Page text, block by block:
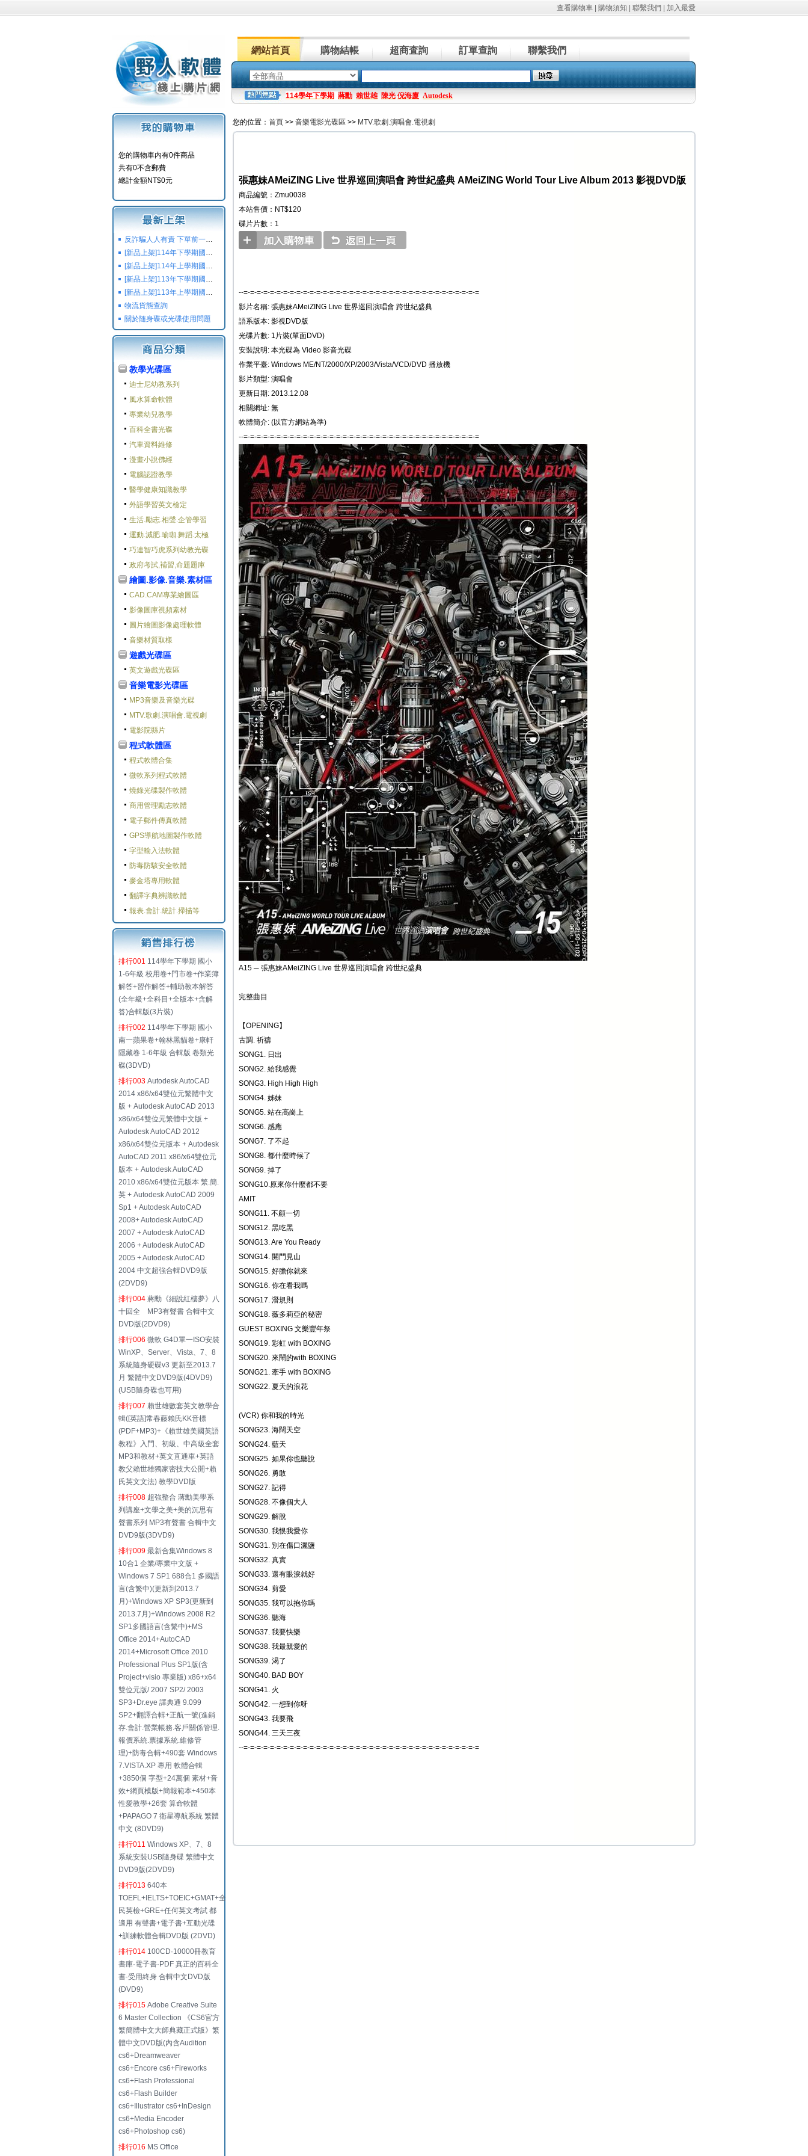
查看購物車 購物須知 聯繫我們 加入最愛
網站首頁 購物結帳 超商査詢 訂單查詢 聯繫我們
114學年下學期 蔣勳 賴世雄 陳光 倪海廈 Autodesk
您的購物車内有0件商品
共有0不含郵費
總計金額NT$0元
反詐騙人人有責 下單前一定要注意
[新品上架]114年下學期國小國中高中命題光碟,校用卷,習作
[新品上架]114年上學期國小國中高中命題光碟,校用卷,習作
[新品上架]113年下學期國小國中高中命題光碟,校用卷,習作
[新品上架]113年上學期國小國中高中命題光碟,校用卷,習作
物流貨態查詢
關於随身碟或光碟使用問題
教學光碟區
迪士尼幼教系列
風水算命軟體
專業幼兒教學
百科全書光碟
汽車資料維修
漫畫小說佛經
電腦認證教學
醫學健康知識教學
外語學習英文檢定
生活.勵志.相聲.企管學習
運動.減肥.瑜珈.舞蹈.太極
巧連智巧虎系列幼教光碟
政府考試,補習,命題題庫
繪圖.影像.音樂.素材區
CAD.CAM專業繪圖區
影像圖庫視頻素材
圖片繪圖影像處理軟體
音樂材質取樣
遊戲光碟區
英文遊戲光碟區
音樂電影光碟區
MP3音樂及音樂光碟
MTV.歌劇.演唱會.電視劇
電影院縣片
程式軟體區
程式軟體合集
微軟系列程式軟體
燒錄光碟製作軟體
商用管理勵志軟體
電子郵件傳真軟體
GPS導航地圖製作軟體
字型輸入法軟體
防毒防駭安全軟體
麥金塔專用軟體
翻譯字典辨識軟體
報表.會計.統計.掃描等
排行001 114學年下學期 國小
1-6年級 校用卷+門市卷+作業簿
解答+習作解答+輔助教本解答
(全年級+全科目+全版本+含解
答)合輯版(3片裝)
排行002 114學年下學期 國小
南一蘋果卷+翰林黑貓卷+康軒
隱藏卷 1-6年級 合輯版 卷類光
碟(3DVD)
排行003 Autodesk AutoCAD
2014 x86/x64雙位元繁體中文
版 + Autodesk AutoCAD 2013
x86/x64雙位元繁體中文版 +
Autodesk AutoCAD 2012
x86/x64雙位元版本 + Autodesk
AutoCAD 2011 x86/x64雙位元
版本 + Autodesk AutoCAD
2010 x86/x64雙位元版本 繁.簡.
英 + Autodesk AutoCAD 2009
Sp1 + Autodesk AutoCAD
2008+ Autodesk AutoCAD
2007 + Autodesk AutoCAD
2006 + Autodesk AutoCAD
2005 + Autodesk AutoCAD
2004 中文超強合輯DVD9版
(2DVD9)
排行004 蔣勳《細說紅樓夢》八
十回全 MP3有聲書 合輯中文
DVD版(2DVD9)
排行006 微軟 G4D單一ISO安裝
WinXP、Server、Vista、7、8
系統隨身硬碟v3 更新至2013.7
月 繁體中文DVD9版(4DVD9)
(USB隨身碟也可用)
排行007 賴世雄數套英文教學合
輯([英語]常春藤賴氏KK音標
(PDF+MP3)+《賴世雄美國英語
教程》入門、初級、中高級全套
MP3和教材+英文直通車+英語
教父賴世雄獨家密技大公開+賴
氏英文文法) 教學DVD版
排行008 超強整合 蔣勳美學系
列講座+文學之美+美的沉思有
聲書系列 MP3有聲書 合輯中文
DVD9版(3DVD9)
排行009 最新合集Windows 8
10合1 企業/專業中文版 +
Windows 7 SP1 688合1 多國語
言(含繁中)(更新到2013.7
月)+Windows XP SP3(更新到
2013.7月)+Windows 2008 R2
SP1多國語言(含繁中)+MS
Office 2014+AutoCAD
2014+Microsoft Office 2010
Professional Plus SP1版(含
Project+visio 專業版) x86+x64
雙位元版/ 2007 SP2/ 2003
SP3+Dr.eye 譯典通 9.099
SP2+翻譯合輯+正航一號(進銷
存.會計.營業帳務.客戶關係管理.
報價系統.票據系統.維修管
理)+防毒合輯+490套 Windows
7.VISTA.XP 專用 軟體合輯
+3850個 字型+24萬個 素材+音
效+網頁模版+簡報範本+450本
性愛教學+26套 算命軟體
+PAPAGO 7 衛星導航系統 繁體
中文 (8DVD9)
排行011 Windows XP、7、8
系統安裝USB隨身碟 繁體中文
DVD9版(2DVD9)
排行013 640本
TOEFL+IELTS+TOEIC+GMAT+全
民英檢+GRE+任何英文考試 都
適用 有聲書+電子書+互動光碟
+訓練軟體合輯DVD版 (2DVD)
排行014 100CD·10000冊教育
書庫·電子書·PDF 真正的百科全
書·受用終身 合輯中文DVD版
(DVD9)
排行015 Adobe Creative Suite
6 Master Collection 《CS6官方
繁簡體中文大師典藏正式版》繁
體中文DVD版(內含Audition
cs6+Dreamweaver
cs6+Encore cs6+Fireworks
cs6+Flash Professional
cs6+Flash Builder
cs6+Illustrator cs6+InDesign
cs6+Media Encoder
cs6+Photoshop cs6)
排行016 MS Office
您的位置： 首頁 >> 音樂電影光碟區 >> MTV.歌劇.演唱會.電視劇
張惠妹AMeiZING Live 世界巡回演唱會 跨世紀盛典 AMeiZING World Tour Live Album 2013 影視DVD版
商品編號：Zmu0038
本站售價：NT$120
碟片片數：1
--=-=-=-=-=-=-=-=-=-=-=-=-=-=-=-=-=-=-=-=-=-=-=-=-=-=-=-=-=-=-=-=-=-=-=-=
影片名稱: 張惠妹AMeiZING Live 世界巡回演唱會 跨世紀盛典
語系版本: 影視DVD版
光碟片數: 1片裝(單面DVD)
安裝說明: 本光碟為 Video 影音光碟
作業平臺: Windows ME/NT/2000/XP/2003/Vista/VCD/DVD 播放機
影片類型: 演唱會
更新日期: 2013.12.08
相關網址: 無
軟體簡介: (以官方網站為準)
--=-=-=-=-=-=-=-=-=-=-=-=-=-=-=-=-=-=-=-=-=-=-=-=-=-=-=-=-=-=-=-=-=-=-=-=
A15 ─ 張惠妹AMeiZING Live 世界巡回演唱會 跨世紀盛典
完整曲目
【OPENING】
古調. 祈禱
SONG1. 日出
SONG2. 給我感覺
SONG3. High High High
SONG4. 姊妹
SONG5. 站在高崗上
SONG6. 感應
SONG7. 了不起
SONG8. 都什麼時候了
SONG9. 掉了
SONG10.原來你什麼都不要
AMIT
SONG11. 不顧一切
SONG12. 黑吃黑
SONG13. Are You Ready
SONG14. 開門見山
SONG15. 好膽你就來
SONG16. 你在看我嗎
SONG17. 潛規則
SONG18. 薇多莉亞的秘密
GUEST BOXING 文樂豐年祭
SONG19. 彩虹 with BOXING
SONG20. 來鬧的with BOXING
SONG21. 牽手 with BOXING
SONG22. 夏天的浪花
(VCR) 你和我的時光
SONG23. 海闊天空
SONG24. 藍天
SONG25. 如果你也聽說
SONG26. 勇敢
SONG27. 記得
SONG28. 不像個大人
SONG29. 解脫
SONG30. 我恨我愛你
SONG31. 別在傷口灑鹽
SONG32. 真實
SONG33. 還有眼淚就好
SONG34. 剪愛
SONG35. 我可以抱你嗎
SONG36. 聽海
SONG37. 我要快樂
SONG38. 我最親愛的
SONG39. 渴了
SONG40. BAD BOY
SONG41. 火
SONG42. 一想到你呀
SONG43. 我要飛
SONG44. 三天三夜
--=-=-=-=-=-=-=-=-=-=-=-=-=-=-=-=-=-=-=-=-=-=-=-=-=-=-=-=-=-=-=-=-=-=-=-=